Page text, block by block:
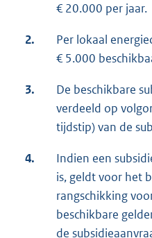
€ 20.000 per jaar.
2.
Per lokaal
€ 5.000
3.
De beschikbare
verdeeld op
tijdstip) van de
4.
Indien een
is, geldt voor het
rangschikking
beschikbare
de